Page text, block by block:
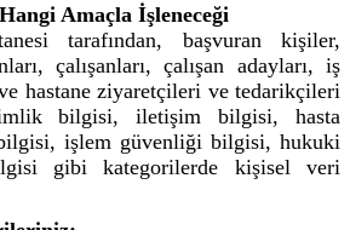
Amaçla İşleneceği
tarafından, başvuran kişiler,
çalışanları, çalışan adayları, iş
hastane ziyaretçileri ve tedarikçileri
bilgisi, iletişim bilgisi, hasta
işlem güvenliği bilgisi, hukuki
gibi kategorilerde kişisel veri